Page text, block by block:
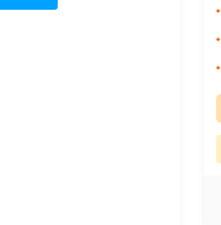
不同的次元，寻找着记忆的
着一个巨大的阴谋…… 本片改
过往作品里的角色，且角色关